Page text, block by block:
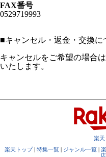
FAX番号
0529719993
■キャンセル・返金・交換に
キャンセルをご希望の場合
いたします。
楽天
楽天トップ| 特集一覧 | ジャンル一覧 |